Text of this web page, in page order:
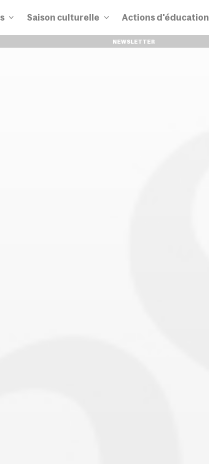
Saison culturelle Actions d'éducation
NEWSLETTER